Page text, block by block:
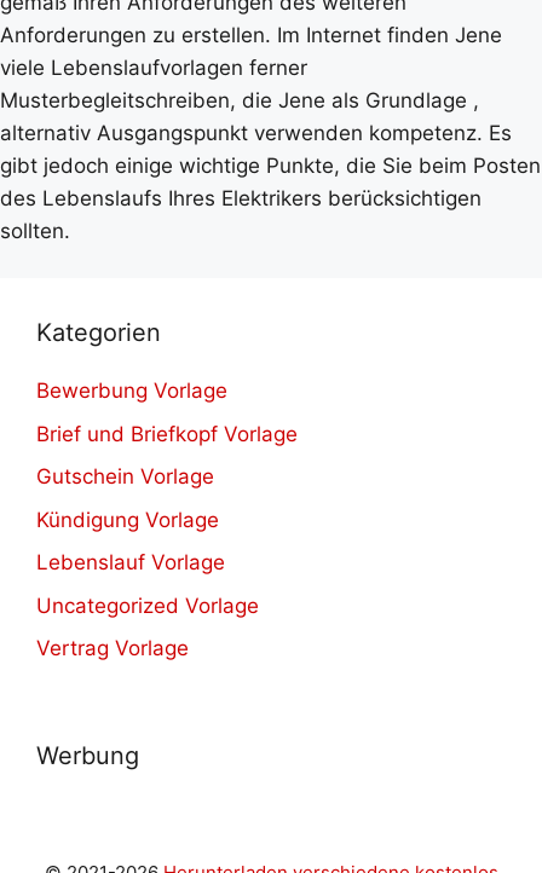
Anforderungen zu erstellen. Im Internet finden Jene
viele Lebenslaufvorlagen ferner
Musterbegleitschreiben, die Jene als Grundlage ,
alternativ Ausgangspunkt verwenden kompetenz. Es
gibt jedoch einige wichtige Punkte, die Sie beim Posten
des Lebenslaufs Ihres Elektrikers berücksichtigen
sollten.
Kategorien
Bewerbung Vorlage
Brief und Briefkopf Vorlage
Gutschein Vorlage
Kündigung Vorlage
Lebenslauf Vorlage
Uncategorized Vorlage
Vertrag Vorlage
Werbung